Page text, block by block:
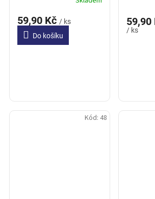
59,90 Kč / ks
Do košíku
59,90
/ ks
Kód: 48